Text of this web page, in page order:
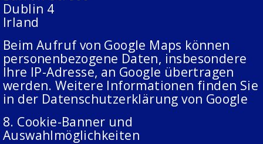
Dublin 4
Irland
Beim Aufruf von Google Maps können
personenbezogene Daten, insbesondere
Ihre IP-Adresse, an Google übertragen
werden. Weitere Informationen finden Sie
in der Datenschutzerklärung von Google
8. Cookie-Banner und
Auswahlmöglichkeiten